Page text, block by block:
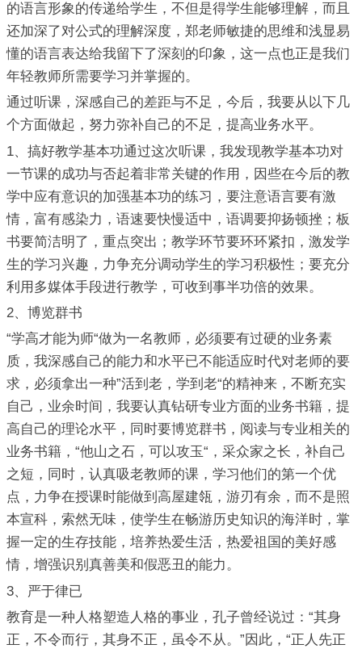
的语言形象的传递给学生，不但是得学生能够理解，而且
还加深了对公式的理解深度，郑老师敏捷的思维和浅显易
懂的语言表达给我留下了深刻的印象，这一点也正是我们
年轻教师所需要学习并掌握的。
通过听课，深感自己的差距与不足，今后，我要从以下几
个方面做起，努力弥补自己的不足，提高业务水平。
1、搞好教学基本功通过这次听课，我发现教学基本功对
一节课的成功与否起着非常关键的作用，因些在今后的教
学中应有意识的加强基本功的练习，要注意语言要有激
情，富有感染力，语速要快慢适中，语调要抑扬顿挫；板
书要简洁明了，重点突出；教学环节要环环紧扣，激发学
生的学习兴趣，力争充分调动学生的学习积极性；要充分
利用多媒体手段进行教学，可收到事半功倍的效果。
2、博览群书
“学高才能为师“做为一名教师，必须要有过硬的业务素
质，我深感自己的能力和水平已不能适应时代对老师的要
求，必须拿出一种”活到老，学到老“的精神来，不断充实
自己，业余时间，我要认真钻研专业方面的业务书籍，提
高自己的理论水平，同时要博览群书，阅读与专业相关的
业务书籍，“他山之石，可以攻玉“，采众家之长，补自己
之短，同时，认真吸老教师的课，学习他们的第一个优
点，力争在授课时能做到高屋建瓴，游刃有余，而不是照
本宣科，索然无味，使学生在畅游历史知识的海洋时，掌
握一定的生存技能，培养热爱生活，热爱祖国的美好感
情，增强识别真善美和假恶丑的能力。
3、严于律已
教育是一种人格塑造人格的事业，孔子曾经说过：“其身
正，不令而行，其身不正，虽令不从。”因此，“正人先正